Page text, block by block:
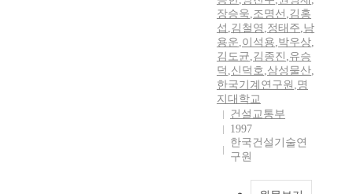
장승욱,조명선 ,김홍
섭 ,김철영 ,정태주,남
용운,이석용,박우상,
김도균,김종진 ,유승
덕 ,신덕호,삼성물산,
한국기계연구원 ,명
지대학교
건설교통부
1997
한국건설기술연
구원